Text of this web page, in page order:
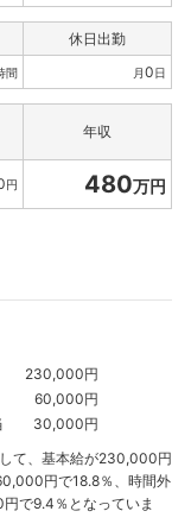
休日出勤
間 月0日
年収
円 480万円
230,000円
60,000円
30,000円
て、基本給が230,000円
円で18.8％、時間外
で9.4％となっていま